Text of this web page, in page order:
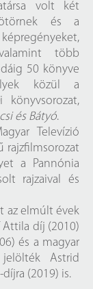
volt két
és a
több
50 könyve
közül a
i könyvsorozat,
csi és Bátyó.
Televízió
rajzfilmsorozat
a Pannónia
rajzaival és
az elmúlt évek
díj (2010)
és a magyar
Astrid
(2019) is.